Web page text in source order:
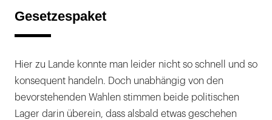
Gesetzespaket
Hier zu Lande konnte man leider nicht so schnell und so
konsequent handeln. Doch unabhängig von den
bevorstehenden Wahlen stimmen beide politischen
Lager darin überein, dass alsbald etwas geschehen